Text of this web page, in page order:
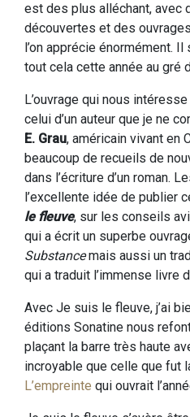
est des plus alléchant, avec
découvertes et des
l’on apprécie énormément.
tout cela cette année au
L’ouvrage qui nous
celui d’un auteur que je ne
E. Grau, américain vivant en
beaucoup de recueils de
dans l’écriture d’un roman.
l’excellente idée de publier
le fleuve, sur les conseils
qui a écrit un superbe
Substancemais aussi un
qui a traduit l’immense livre
Avec Je suis le fleuve, j’ai
éditions Sonatine nous
plaçant la barre très haute
incroyable que celle que fut
L’empreinte qui ouvrait